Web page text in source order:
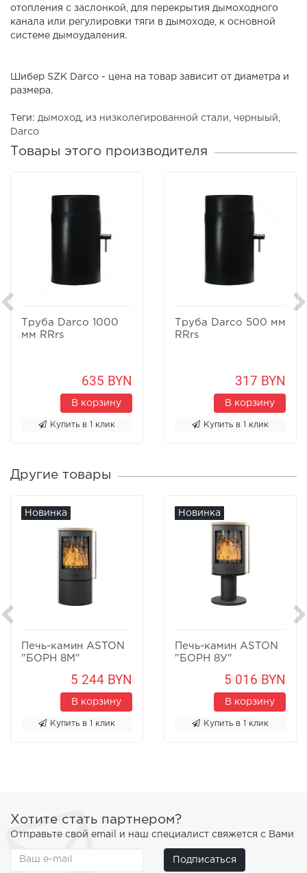
отопления с заслонкой, для перекрытия дымоходного
канала или регулировки тяги в дымоходе, к основной
системе дымоудаления.
Шибер SZK Darco - цена на товар зависит от диаметра и
размера.
Теги: дымоход из низколегированной стали черныый
Darco
Товары этого производителя
Труба Darco 1000
мм RRrs
635 BYN
В корзину
Купить в 1 клик
Труба Darco 500 мм
RRrs
317 BYN
В корзину
Купить в 1 клик
Другие товары
Новинка
Печь-камин ASTON
"БОРН 8М"
5 244 BYN
В корзину
Купить в 1 клик
Новинка
Печь-камин ASTON
"БОРН 8У"
5 016 BYN
В корзину
Купить в 1 клик
Хотите стать партнером?
Отправьте свой email и наш специалист свяжется с Вами
Подписаться